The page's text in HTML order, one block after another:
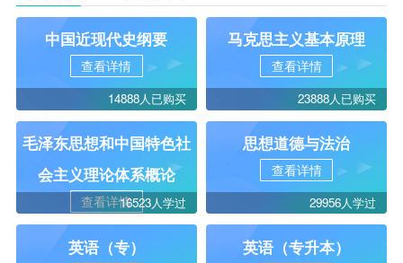
中国近现代史纲要
查看详情
14888人已购买
马克思主义基本原理
查看详情
23888人已购买
毛泽东思想和中国特色社
会主义理论体系概论
查看详情16523人学过
思想道德与法治
查看详情
29956人学过
英语（专） 英语（专升本）